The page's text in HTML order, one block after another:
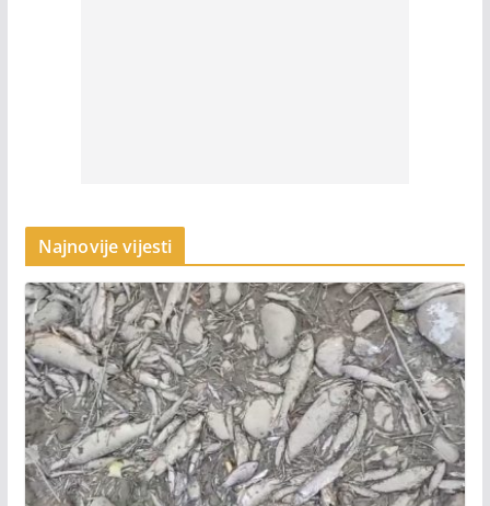
Najnovije vijesti